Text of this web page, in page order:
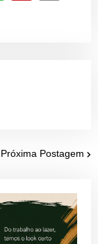
Próxima Postagem